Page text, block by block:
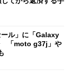
ル」に「Galaxy
「moto g37j」や